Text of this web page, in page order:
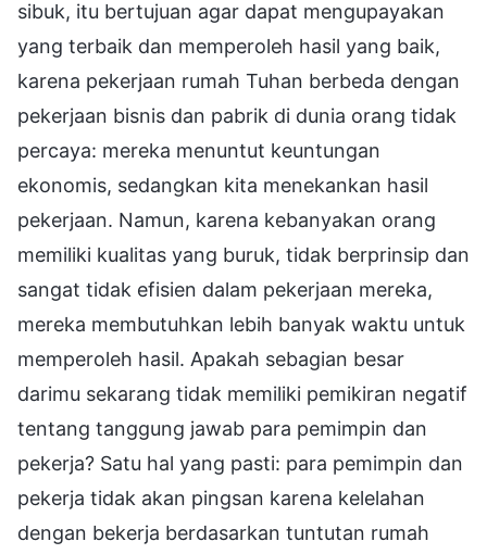
sibuk, itu bertujuan agar dapat mengupayakan
yang terbaik dan memperoleh hasil yang baik,
karena pekerjaan rumah Tuhan berbeda dengan
pekerjaan bisnis dan pabrik di dunia orang tidak
percaya: mereka menuntut keuntungan
ekonomis, sedangkan kita menekankan hasil
pekerjaan. Namun, karena kebanyakan orang
memiliki kualitas yang buruk, tidak berprinsip dan
sangat tidak efisien dalam pekerjaan mereka,
mereka membutuhkan lebih banyak waktu untuk
memperoleh hasil. Apakah sebagian besar
darimu sekarang tidak memiliki pemikiran negatif
tentang tanggung jawab para pemimpin dan
pekerja? Satu hal yang pasti: para pemimpin dan
pekerja tidak akan pingsan karena kelelahan
dengan bekerja berdasarkan tuntutan rumah